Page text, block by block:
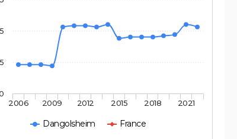
Dangolsheim France
2006 2009 2012 2015 2018 2021
5